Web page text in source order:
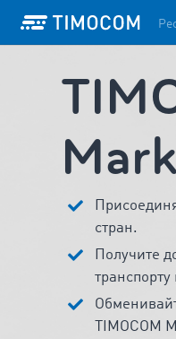
стран.
Получите
TIMOCOM